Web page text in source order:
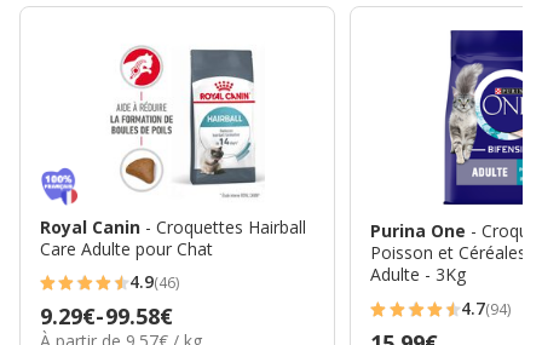
Royal Canin - Croquettes Hairball
Care Adulte pour Chat
4.9
étoiles
4.9(46)
Prix
9.29€-99.58€
9.57€
Purina One -
Poisson et Céréales
Adulte - 3Kg
4.7
4.7(94)